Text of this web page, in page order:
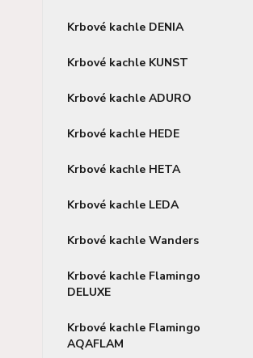
Krbové kachle DENIA
Krbové kachle KUNST
Krbové kachle ADURO
Krbové kachle HEDE
Krbové kachle HETA
Krbové kachle LEDA
Krbové kachle Wanders
Krbové kachle Flamingo
DELUXE
Krbové kachle Flamingo
AQAFLAM